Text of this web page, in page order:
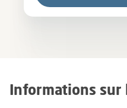
Informations sur